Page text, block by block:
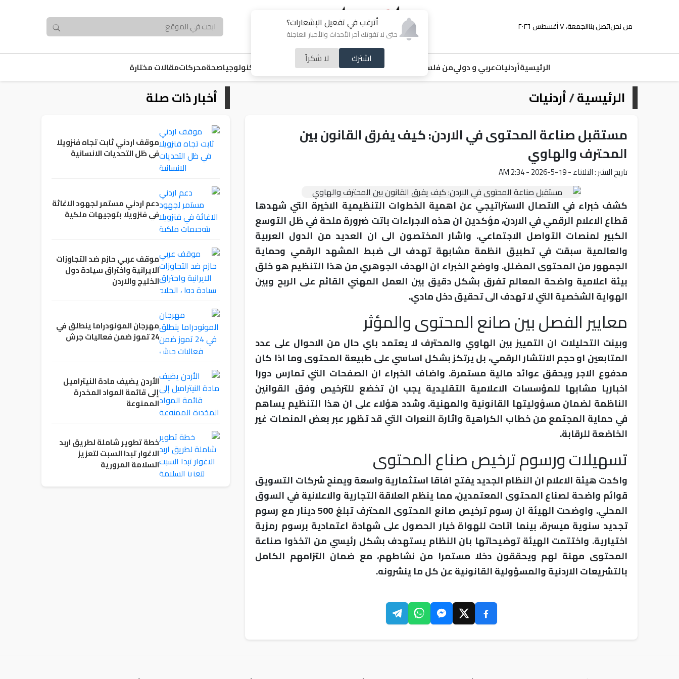
أترغب في تفعيل الإشعارات؟
حتى لا تفوتك آخر الأحداث والأخبار العاجلة
اشترك لا شكراً
من نحناتصل بناالجمعة، ٧ أغسطس ٢٠٢٦
الرئيسيةأردنياتعربي و دوليمن فلسطين ملفات ساخنةخبر و صورةرياضة تكنولوجياصحةمحركاتمقالات مختارة
الرئيسية/أردنيات
مستقبل صناعة المحتوى في الاردن: كيف يفرق القانون بين
المحترف والهاوي
تاريخ النشر : الثلاثاء - 19-5-2026 - 2:34 AM
كشف خبراء في الاتصال الاستراتيجي عن اهمية الخطوات التنظيمية الاخيرة التي شهدها
قطاع الاعلام الرقمي في الاردن، مؤكدين ان هذه الاجراءات باتت ضرورة ملحة في ظل التوسع
الكبير لمنصات التواصل الاجتماعي. واشار المختصون الى ان العديد من الدول العربية
والعالمية سبقت في تطبيق انظمة مشابهة تهدف الى ضبط المشهد الرقمي وحماية
الجمهور من المحتوى المضلل. واوضح الخبراء ان الهدف الجوهري من هذا التنظيم هو خلق
بيئة اعلامية واضحة المعالم تفرق بشكل دقيق بين العمل المهني القائم على الربح وبين
الهواية الشخصية التي لا تهدف الى تحقيق دخل مادي.
معايير الفصل بين صانع المحتوى والمؤثر
وبينت التحليلات ان التمييز بين الهاوي والمحترف لا يعتمد باي حال من الاحوال على عدد
المتابعين او حجم الانتشار الرقمي، بل يرتكز بشكل اساسي على طبيعة المحتوى وما اذا كان
مدفوع الاجر ويحقق عوائد مالية مستمرة. واضاف الخبراء ان الصفحات التي تمارس دورا
اخباريا مشابها للمؤسسات الاعلامية التقليدية يجب ان تخضع للترخيص وفق القوانين
الناظمة لضمان مسؤوليتها القانونية والمهنية. وشدد هؤلاء على ان هذا التنظيم يساهم
في حماية المجتمع من خطاب الكراهية واثارة النعرات التي قد تظهر عبر بعض المنصات غير
الخاضعة للرقابة.
تسهيلات ورسوم ترخيص صناع المحتوى
واكدت هيئة الاعلام ان النظام الجديد يفتح افاقا استثمارية واسعة ويمنح شركات التسويق
قوائم واضحة لصناع المحتوى المعتمدين، مما ينظم العلاقة التجارية والاعلانية في السوق
المحلي. واوضحت الهيئة ان رسوم ترخيص صانع المحتوى المحترف تبلغ 500 دينار مع رسوم
تجديد سنوية ميسرة، بينما اتاحت للهواة خيار الحصول على شهادة اعتمادية برسوم رمزية
اختيارية. واختتمت الهيئة توضيحاتها بان النظام يستهدف بشكل رئيسي من اتخذوا صناعة
المحتوى مهنة لهم ويحققون دخلا مستمرا من نشاطهم، مع ضمان التزامهم الكامل
بالتشريعات الاردنية والمسؤولية القانونية عن كل ما ينشرونه.
أخبار ذات صلة
موقف اردني ثابت تجاه فنزويلا
في ظل التحديات الانسانية
دعم اردني مستمر لجهود الاغاثة
في فنزويلا بتوجيهات ملكية
موقف عربي حازم ضد التجاوزات
الايرانية واختراق سيادة دول
الخليج والاردن
مهرجان المونودراما ينطلق في
24 تموز ضمن فعاليات جرش
الأردن يضيف مادة النيتراميل
إلى قائمة المواد المخدرة
الممنوعة
خطة تطوير شاملة لطريق اربد
الاغوار تبدا السبت لتعزيز
السلامة المرورية